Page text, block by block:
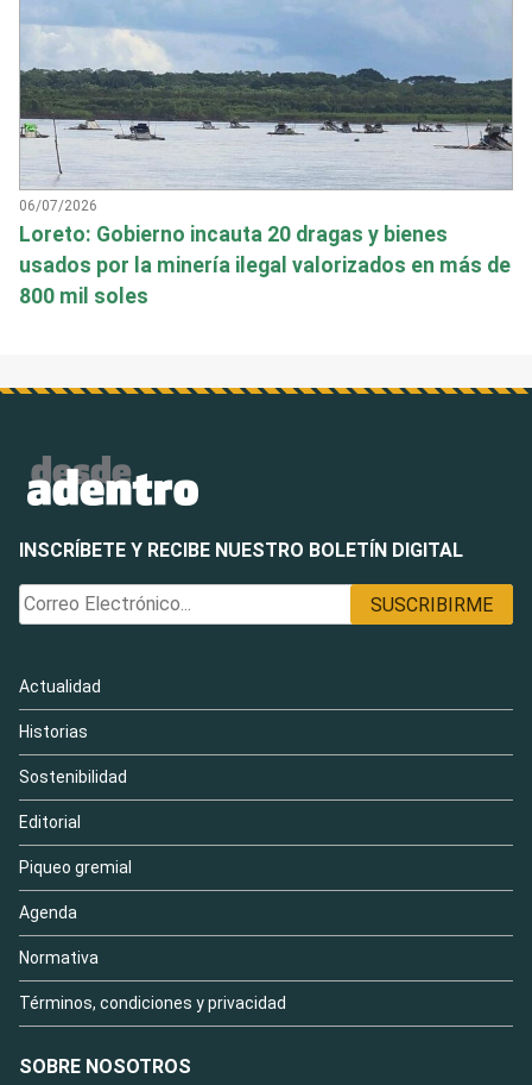
06/07/2026
Loreto: Gobierno incauta 20 dragas y bienes
usados por la minería ilegal valorizados en más de
800 mil soles
INSCRÍBETE Y RECIBE NUESTRO BOLETÍN DIGITAL
Actualidad
Historias
Sostenibilidad
Editorial
Piqueo gremial
Agenda
Normativa
Términos, condiciones y privacidad
SOBRE NOSOTROS